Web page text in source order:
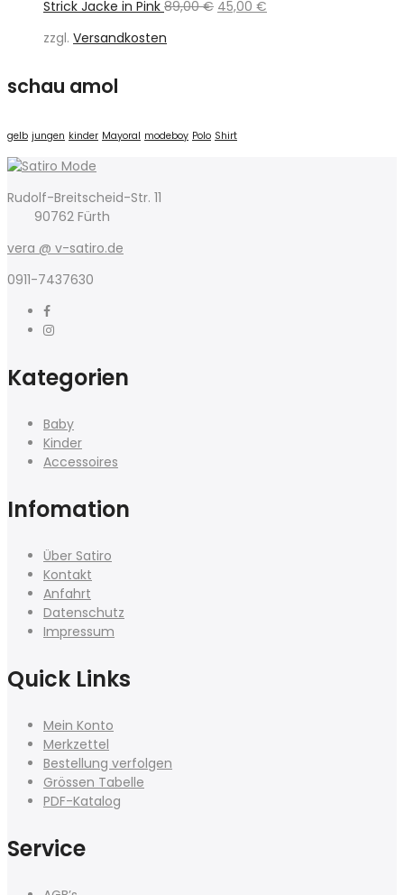
Strick Jacke in Pink 89,00€ Ursprünglicher
45,00 €
zzgl. Versandkosten
schau amol
gelb jungen kinder Mayoral modeboy Polo Shirt
Rudolf-Breitscheid-Str. 11
90762 Fürth
vera @ v-satiro.de
0911-7437630
Kategorien
Baby
Kinder
Accessoires
Infomation
Über Satiro
Kontakt
Anfahrt
Datenschutz
Impressum
Quick Links
Mein Konto
Merkzettel
Bestellung verfolgen
Grössen Tabelle
PDF-Katalog
Service